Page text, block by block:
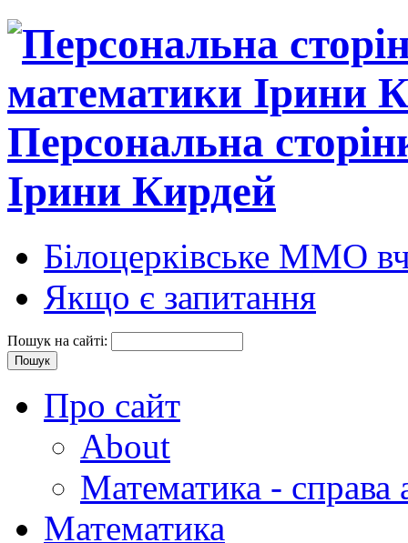
Персональна
Ірини Кирдей
Білоцерківське ММО
Якщо є запитання
Пошук на сайті:
Про сайт
About
Математика - справа
Математика